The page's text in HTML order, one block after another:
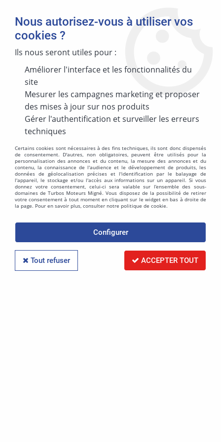
Accueil >TURBO REMAN V2021
CARCASSE TURBO EQUIP PL MITSUBISHI
Aucune correspondance trouvée
Politique de confidentialité
Conditions Générales de Vente
Mentions légales
Nous autorisez-vous à utiliser vos
cookies ?
Ils nous seront utiles pour :
Améliorer l'interface et les fonctionnalités du
site
Mesurer les campagnes marketing et proposer
des mises à jour sur nos produits
Gérer l'authentification et surveiller les erreurs
techniques
Certains cookies sont nécessaires à des fins techniques, ils sont donc dispensés
de consentement. D'autres, non obligatoires, peuvent être utilisés pour la
personnalisation des annonces et du contenu, la mesure des annonces et du
contenu, la connaissance de l'audience et le développement de produits, les
données de géolocalisation précises et l'identification par le balayage de
l'appareil, le stockage et/ou l'accès aux informations sur un appareil. Si vous
donnez votre consentement, celui-ci sera valable sur l’ensemble des sous-
domaines de Turbos Moteurs Migné. Vous disposez de la possibilité de retirer
votre consentement à tout moment en cliquant sur le widget en bas à droite de
la page. Pour en savoir plus, consulter notre politique de cookie.
Configurer
Tout refuser ACCEPTER TOUT